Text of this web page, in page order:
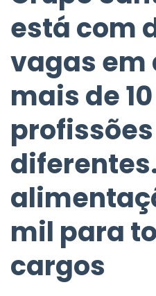
está com
vagas em
mais de 10
profissões
mil para
cargos